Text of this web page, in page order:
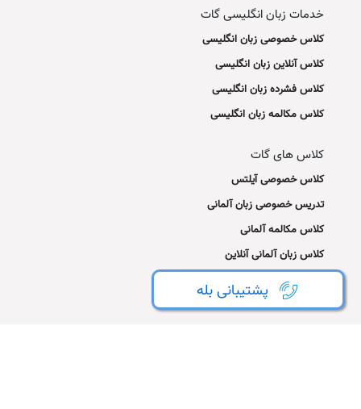
خدمات زبان انگلیسی گات
کلاس خصوصی زبان انگلیسی
کلاس آنلاین زبان انگلیسی
کلاس فشرده زبان انگلیسی
کلاس مکالمه زبان انگلیسی
کلاس های گات
کلاس خصوصی آیلتس
تدریس خصوصی زبان آلمانی
کلاس مکالمه آلمانی
کلاس زبان آلمانی آنلاین
تدریس خصوصی زبان فرانسه
کلاس مکالمه فرانسه
پشتیبانی بله